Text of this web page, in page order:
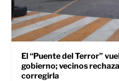
El “Puente del Terror”
gobierno; vecinos
corregirla